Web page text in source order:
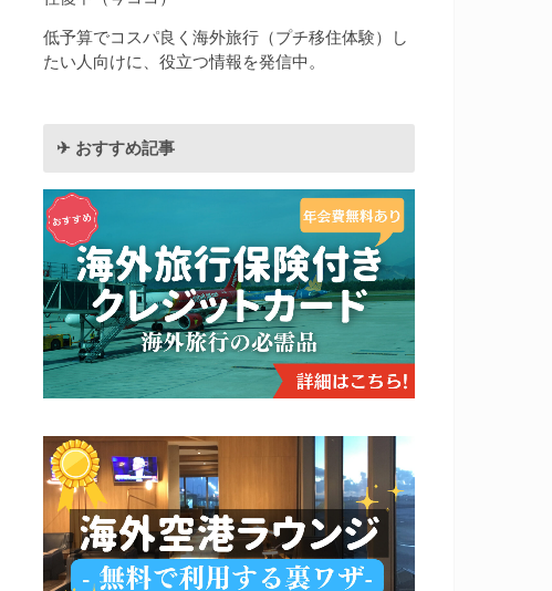
低予算でコスパ良く海外旅行（プチ移住体験）し
たい人向けに、役立つ情報を発信中。
✈︎ おすすめ記事